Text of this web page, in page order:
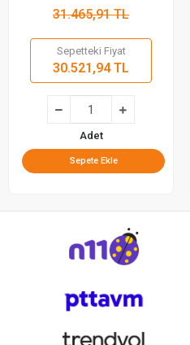
31.465,91 TL
Sepetteki Fiyat
30.521,94 TL
Adet
Sepete Ekle